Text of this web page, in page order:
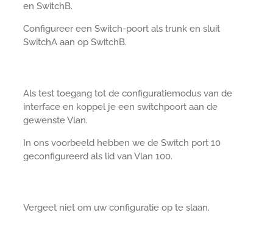
en SwitchB.
Configureer een Switch-poort als trunk en sluit
SwitchA aan op SwitchB.
Als test toegang tot de configuratiemodus van de
interface en koppel je een switchpoort aan de
gewenste Vlan.
In ons voorbeeld hebben we de Switch port 10
geconfigureerd als lid van Vlan 100.
Vergeet niet om uw configuratie op te slaan.